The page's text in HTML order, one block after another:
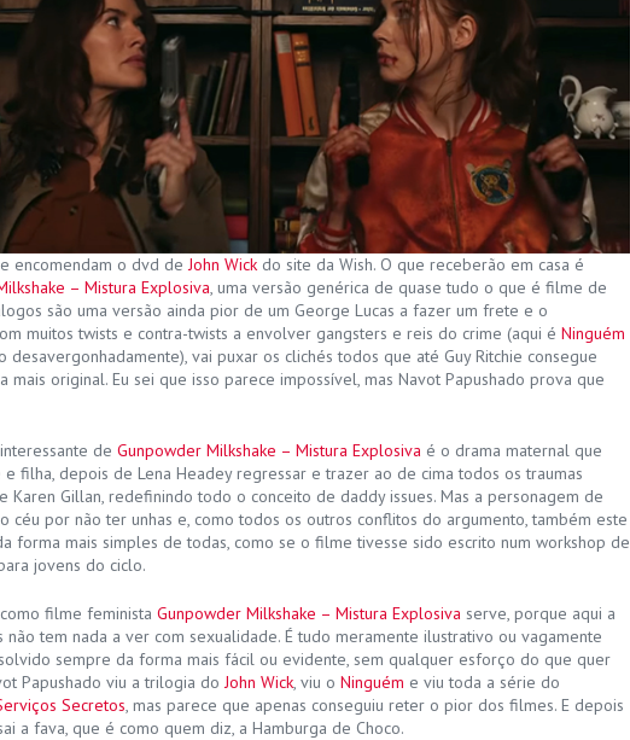
encomendam o dvd deJohn Wick do site da Wish. O que receberão em casa é
– Mistura Explosiva, uma versão genérica de quase tudo o que é filme de
são uma versão ainda pior de um George Lucas a fazer um frete e o
muitos twists e contra-twists a envolver gangsters e reis do crime (aqui é Ninguém
desavergonhadamente), vai puxar os clichés todos que até Guy Ritchie consegue
mais original. Eu sei que isso parece impossível, mas Navot Papushado prova que
de Gunpowder Milkshake – Mistura Explosiva é o drama maternal que
filha, depois de Lena Headey regressar e trazer ao de cima todos os traumas
Karen Gillan, redefinindo todo o conceito de daddy issues. Mas a personagem de
céu por não ter unhas e, como todos os outros conflitos do argumento, também este
forma mais simples de todas, como se o filme tivesse sido escrito num workshop de
jovens do ciclo.
filme feminista Gunpowder Milkshake – Mistura Explosiva serve, porque aqui a
não tem nada a ver com sexualidade. É tudo meramente ilustrativo ou vagamente
sempre da forma mais fácil ou evidente, sem qualquer esforço do que quer
Papushado viu a trilogia doJohn Wick, viu o Ninguém e viu toda a série do
Secretos, mas parece que apenas conseguiu reter o pior dos filmes. E depois
a fava, que é como quem diz, a Hamburga de Choco.